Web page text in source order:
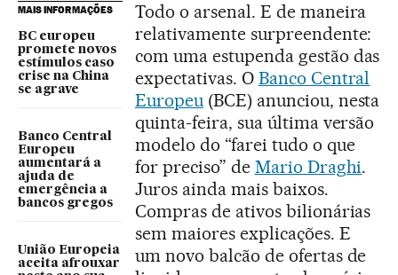
MAIS INFORMAÇÕES
BC europeu
promete novos
estímulos caso
crise na China
se agrave
Banco Central
Europeu
aumentará a
ajuda de
emergência a
bancos gregos
União Europeia
aceita afrouxar
Todo o arsenal. E de maneira
relativamente surpreendente:
com uma estupenda gestão das
expectativas. O Banco Central
Europeu(BCE) anunciou, nesta
quinta-feira, sua última versão
modelo do “farei tudo o que
for preciso” de Mario Draghi.
Juros ainda mais baixos.
Compras de ativos bilionárias
sem maiores explicações. E
um novo balcão de ofertas de